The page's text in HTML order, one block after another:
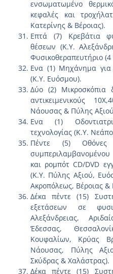
ενσωματωμένο
κεφαλές και
Κατερίνης & Βέροιας).
Επτά (7) Κρεβάτια
θέσεων (Κ.Υ.
Φυσικοθεραπευτήριο
Ενα (1) Μηχάνημα για
(Κ.Υ. Ευόσμου).
Δύο (2) Μικροσκόπια
αντικειμενικούς
Νάουσας & Πύλης
Ενα (1)
τεχνολογίας (Κ.Υ.
Πέντε (5) Οθόνες
και ρομπότ CD/DVD
(Κ.Υ. Πύλης Αξιού,
Ακροπόλεως, Βέροιας &
Δέκα πέντε (15)
εξετάσεων σε
Αλεξάνδρειας,
Έδεσσας,
Κουφαλίων, Κρύας
Νάουσας, Πύλης
Σκύδρας & Χαλάστρας).
Δέκα πέντε (15)